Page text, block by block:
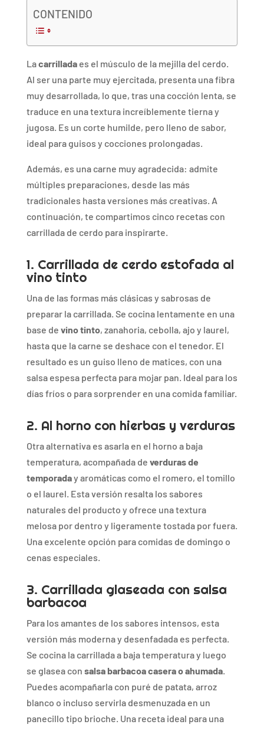
CONTENIDO
Lacarrillada es el músculo de la mejilla del cerdo.
Al ser una parte muy ejercitada, presenta unafibra
muy desarrollada, lo que, tras una cocción lenta, se
traduce en unatextura increíblemente tiernay
jugosa. Es un corte humilde, pero lleno de sabor,
ideal para guisos y cocciones prolongadas.
Además, es una carne muy agradecida: admite
múltiples preparaciones, desde las más
tradicionales hastaversiones más creativas. A
continuación, te compartimos cinco recetas con
carrillada de cerdo para inspirarte.
1. Carrillada de cerdo estofada al
vino tinto
Una de las formas más clásicas y sabrosas de
preparar la carrillada. Se cocina lentamente en una
base de vinotinto, zanahoria, cebolla, ajo y laurel,
hasta que la carne se deshace con el tenedor. El
resultado es un guiso lleno de matices, con una
salsa espesa perfecta para mojar pan. Ideal para los
días fríos o para sorprender en una comidafamiliar.
2. Al horno con hierbas y verduras
Otraalternativa es asarla en el horno a baja
temperatura, acompañada de verdurasde
temporaday aromáticas como el romero, el tomillo
o el laurel. Estaversión resalta los sabores
naturales del producto y ofrece unatextura
melosa por dentro y ligeramente tostada porfuera.
Una excelente opción para comidas de domingo o
cenas especiales.
3. Carrillada glaseada con salsa
barbacoa
Para los amantes de los sabores intensos, esta
versión más modernay desenfadada es perfecta.
Se cocina la carrilladaa bajatemperaturay luego
se glasea con salsa barbacoacaseraoahumada.
Puedes acompañarla con puré de patata, arroz
blanco o incluso servirla desmenuzada en un
panecillo tipo brioche. Una receta ideal para una